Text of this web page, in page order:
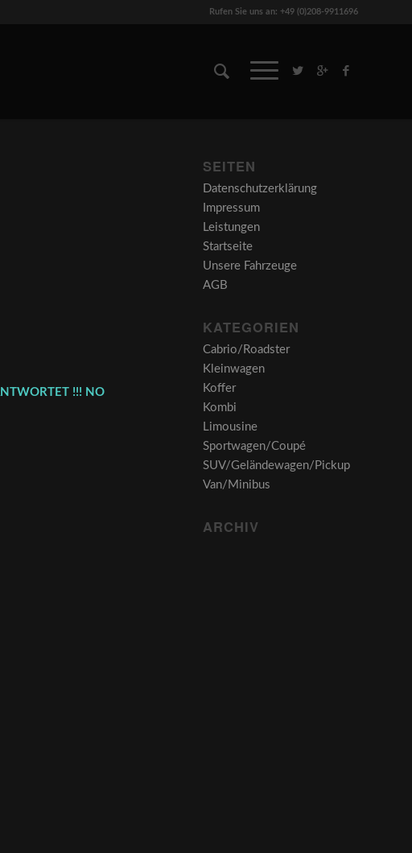
Rufen Sie uns an: +49 (0)208-9911696
!!! NO
SEITEN
Datenschutzerklärung
Impressum
Leistungen
Startseite
Unsere Fahrzeuge
AGB
KATEGORIEN
Cabrio/Roadster
Kleinwagen
Koffer
Kombi
Limousine
Sportwagen/Coupé
SUV/Geländewagen/Pickup
Van/Minibus
ARCHIV